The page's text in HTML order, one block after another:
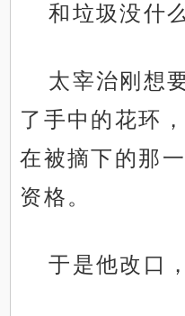
和垃圾没什
太宰治刚想
了手中的花环
在被摘下的那
资格。
于是他改口